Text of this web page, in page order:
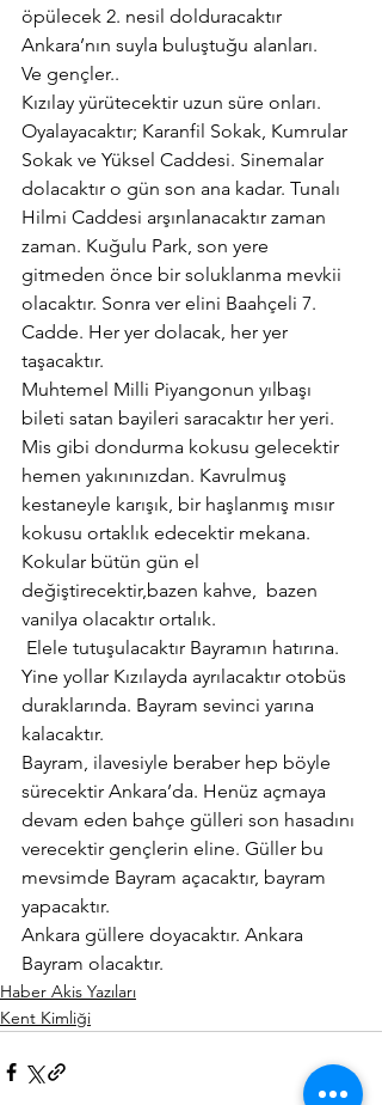
öpülecek 2. nesil dolduracaktır
Ankara’nın suyla buluştuğu alanları.
Ve gençler..
Kızılay yürütecektir uzun süre onları.
Oyalayacaktır; Karanfil Sokak, Kumrular
Sokak ve Yüksel Caddesi. Sinemalar
dolacaktır o gün son ana kadar. Tunalı
Hilmi Caddesi arşınlanacaktır zaman
zaman. Kuğulu Park, son yere
gitmeden önce bir soluklanma mevkii
olacaktır. Sonra ver elini Baahçeli 7.
Cadde. Her yer dolacak, her yer
taşacaktır.
Muhtemel Milli Piyangonun yılbaşı
bileti satan bayileri saracaktır her yeri.
Mis gibi dondurma kokusu gelecektir
hemen yakınınızdan. Kavrulmuş
kestaneyle karışık, bir haşlanmış mısır
kokusu ortaklık edecektir mekana.
Kokular bütün gün el
değiştirecektir,bazen kahve,  bazen
vanilya olacaktır ortalık.
Elele tutuşulacaktır Bayramın hatırına.
Yine yollar Kızılayda ayrılacaktır otobüs
duraklarında. Bayram sevinci yarına
kalacaktır.
Bayram, ilavesiyle beraber hep böyle
sürecektir Ankara’da. Henüz açmaya
devam eden bahçe gülleri son hasadını
verecektir gençlerin eline. Güller bu
mevsimde Bayram açacaktır, bayram
yapacaktır.
Ankara güllere doyacaktır. Ankara
Bayram olacaktır.
Haber Akis Yazıları
Kent Kimliği